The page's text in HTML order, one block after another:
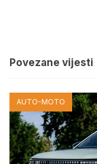
Povezane vijesti
AUTO-MOTO